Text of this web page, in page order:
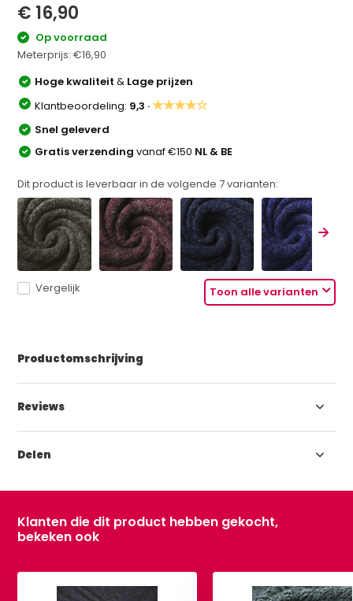
€ 16,90
Op voorraad
Meterprijs:€16,90
Hoge kwaliteit& Lage prijzen
Klantbeoordeling: 9,3 ·★★★★☆
Snel geleverd
Gratis verzendingvanaf €150 NL & BE
Dit product is leverbaar in de volgende7varianten:
Toon alle varianten
Vergelijk
Productomschrijving
Reviews
Delen
Klanten die dit product hebben gekocht,
bekeken ook